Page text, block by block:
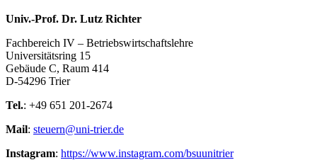
Univ.-Prof. Dr. Lutz Richter
Fachbereich IV – Betriebswirtschaftslehre
Universitätsring 15
Gebäude C, Raum 414
D-54296 Trier
Tel.: +49 651 201-2674
Mail: steuern@uni-trier.de
Instagram: https://www.instagram.com/bsuunitrier